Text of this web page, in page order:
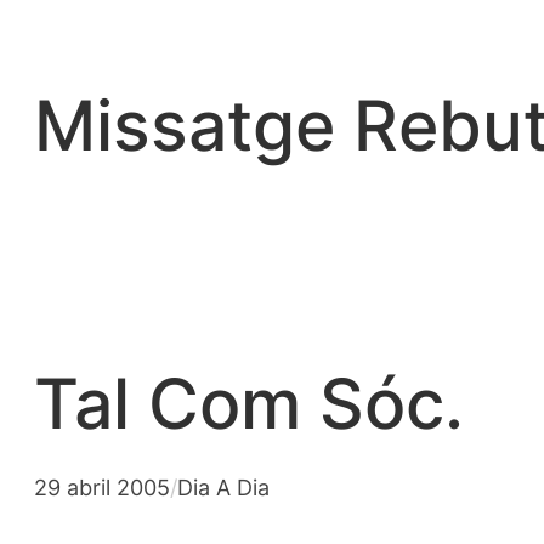
contingut
Missatge
Tal Com Sóc.
29 abril 2005/Dia A Dia